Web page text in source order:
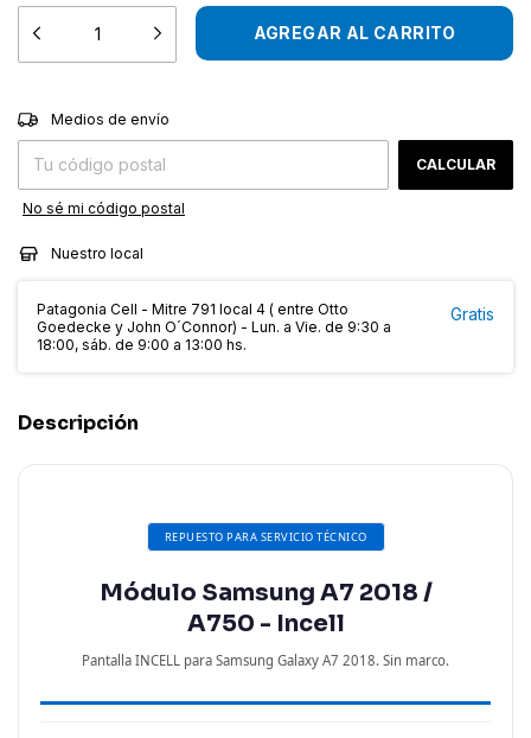
Entregas para el CP:
Medios de envío
CALCULAR
No sé mi código postal
Nuestro local
Patagonia Cell - Mitre 791 local 4 ( entre Otto
Goedecke y John O´Connor) - Lun. a Vie. de 9:30 a
18:00, sáb. de 9:00 a 13:00 hs.
Gratis
Descripción
REPUESTO PARA SERVICIO TÉCNICO
Módulo Samsung A7 2018 /
A750 - Incell
Pantalla INCELL para Samsung Galaxy A7 2018. Sin marco.